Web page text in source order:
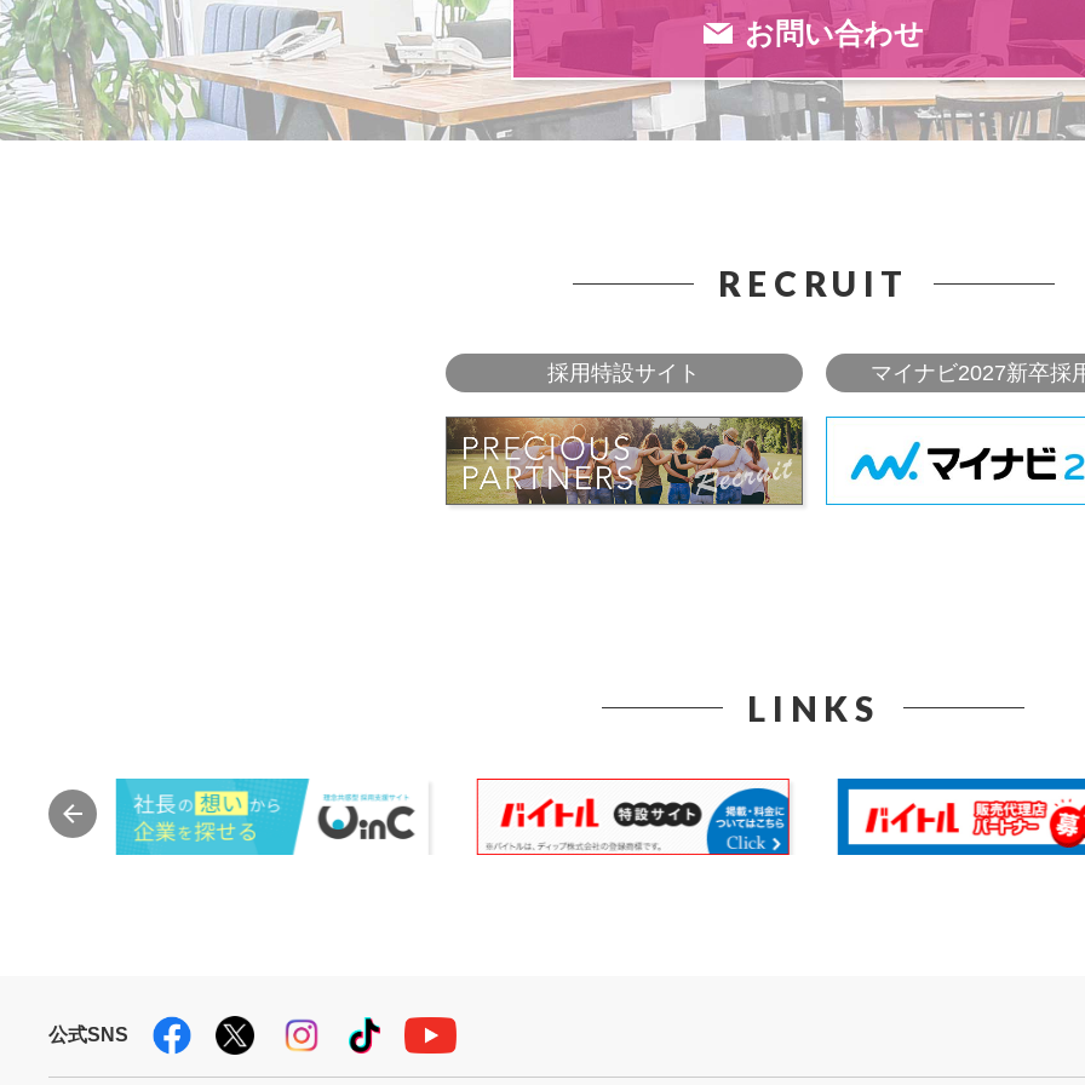
お問い合わせ
お問い合わせ
RECRUIT
採用特設サイト マイナビ2027新卒採
LINKS
公式SNS